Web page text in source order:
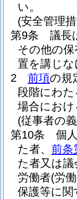
い。
(安全管理
第9条
議長
その他の
置を講じ
2
前項の規
段階にわ
場合にお
(従事者の
第10条
個
た者、 前条
た者又は
労働者(労
保護等に関